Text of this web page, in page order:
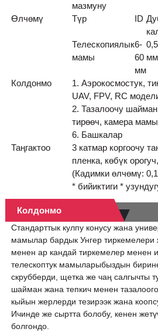
мазмуну
Өлчөмү Түр ID
Телескопиялык
мамы
6-
60
мм
мм
Колдонмо
1. Аэрокосмостук,
UAV, FPV, RC
2. Тазалоочу
тирөөч, камера
6. Башкалар
Таңгактоо
3 катмар коргоочу
пленка, көбүк
(Кадимки өлчөмү:
* бийиктиги *
Колдонмо
Стандарттык кулпу конусу жана
мамылар бардык Унгер тиркемелери
менен ар кандай тиркемелер менен
телескоптук мамыларыбыздын
скрубберди, щетка же чаң салгычты
шайман жана тепкич менен
кыйын жерлерди тезирээк жана
Ичинде же сыртта болобу, кенен
болгондо.